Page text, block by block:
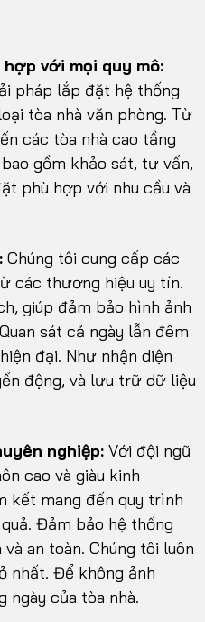
với mọi quy mô:
pháp lắp đặt hệ thống
tòa nhà văn phòng. Từ
các tòa nhà cao tầng
gồm khảo sát, tư vấn,
phù hợp với nhu cầu và
Chúng tôi cung cấp các
các thương hiệu uy tín.
giúp đảm bảo hình ảnh
sát cả ngày lẫn đêm
đại. Như nhận diện
động, và lưu trữ dữ liệu
nghiệp: Với đội ngũ
cao và giàu kinh
kết mang đến quy trình
Đảm bảo hệ thống
an toàn. Chúng tôi luôn
nhất. Để không ảnh
ngày của tòa nhà.